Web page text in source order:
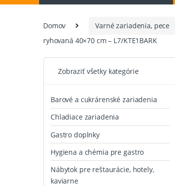
Domov Varné zariadenia, pece
ryhovaná 40×70 cm – L7/KTE1BARK
Zobraziť všetky kategórie
Barové a cukrárenské zariadenia
Chladiace zariadenia
Gastro doplnky
Hygiena a chémia pre gastro
Nábytok pre reštaurácie, hotely,
kaviarne